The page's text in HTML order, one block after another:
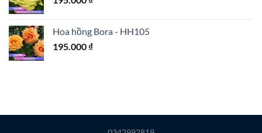
Hoa hồng Bora - HH105
195.000 ₫